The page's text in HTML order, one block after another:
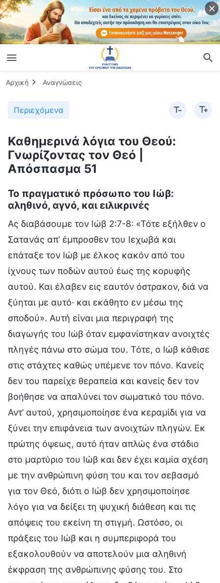
Αρχική Αναγνώσεις
Περιεχόμενα
Καθημερινά λόγια του Θεού:
Γνωρίζοντας τον Θεό |
Απόσπασμα 51
Το πραγματικό πρόσωπο του Ιώβ:
αληθινό, αγνό, και ειλικρινές
Ας διαβάσουμε τον Ιώβ 2:7-8: «Τότε εξήλθεν ο
Σατανάς απ’ έμπροσθεν του Ιεχωβά και
επάταξε τον Ιώβ με έλκος κακόν από του
ίχνους των ποδών αυτού έως της κορυφής
αυτού. Και έλαβεν εις εαυτόν όστρακον, διά να
ξύηται με αυτό· και εκάθητο εν μέσω της
σποδού». Αυτή είναι μια περιγραφή της
διαγωγής του Ιώβ όταν εμφανίστηκαν ανοιχτές
πληγές πάνω στο σώμα του. Τότε, ο Ιώβ κάθισε
στις στάχτες καθώς υπέμενε τον πόνο. Κανείς
δεν του παρείχε θεραπεία και κανείς δεν τον
βοήθησε να απαλύνει τον σωματικό του πόνο.
Αντ’ αυτού, χρησιμοποίησε ένα κεραμίδι για να
ξύνει την επιφάνεια των ανοιχτών πληγών. Εκ
πρώτης όψεως, αυτό ήταν απλώς ένα στάδιο
στο μαρτύριο του Ιώβ και δεν έχει καμία σχέση
με την ανθρώπινη φύση του και τον σεβασμό
για τον Θεό, διότι ο Ιώβ δεν χρησιμοποίησε
λόγο για να δείξει τη ψυχική διάθεση και τις
απόψεις του εκείνη τη στιγμή. Ωστόσο, οι
πράξεις του Ιώβ και η συμπεριφορά του
εξακολουθούν να αποτελούν μια αληθινή
έκφραση της ανθρώπινης φύσης του. Στο